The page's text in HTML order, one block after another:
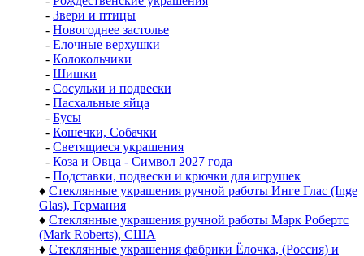
- Звери и птицы
- Новогоднее застолье
- Елочные верхушки
- Колокольчики
- Шишки
- Сосульки и подвески
- Пасхальные яйца
- Бусы
- Кошечки, Собачки
- Светящиеся украшения
- Коза и Овца - Символ 2027 года
- Подставки, подвески и крючки для игрушек
♦ Стеклянные украшения ручной работы Инге Глас (Inge
Glas), Германия
♦ Стеклянные украшения ручной работы Марк Робертс
(Mark Roberts), США
♦ Стеклянные украшения фабрики Ёлочка, (Россия) и